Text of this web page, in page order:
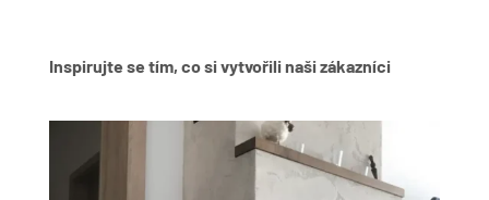
Inspirujte se tím, co si vytvořili naši zákazníci